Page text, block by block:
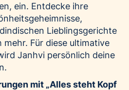
ein. Entdecke ihre
Lieblingsgerichte
mehr. Für diese ultimative
Janhvi persönlich deine
mit „Alles steht Kopf